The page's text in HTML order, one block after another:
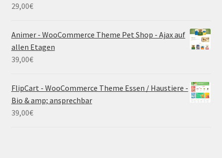
29,00€
Animer - WooCommerce Theme Pet Shop - Ajax auf
allen Etagen
39,00€
FlipCart - WooCommerce Theme Essen / Haustiere -
Bio & amp; ansprechbar
39,00€